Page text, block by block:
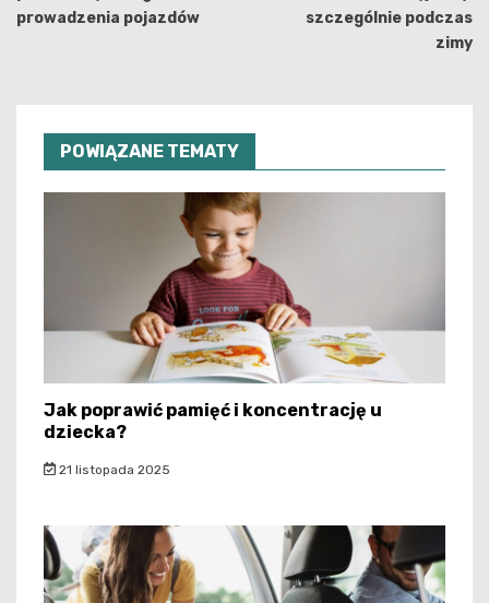
prowadzenia pojazdów
szczególnie podczas
zimy
POWIĄZANE TEMATY
Jak poprawić pamięć i koncentrację u
dziecka?
21 listopada 2025